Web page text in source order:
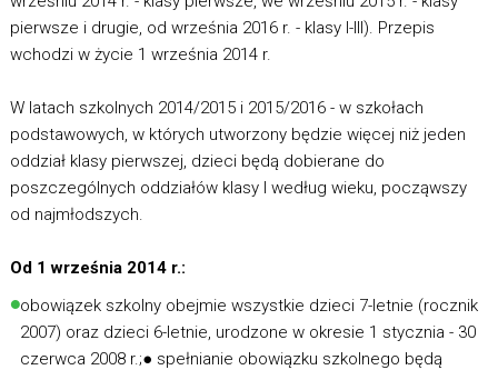
pierwsze i drugie, od września 2016 r. - klasy I-III). Przepis
wchodzi w życie 1 września 2014 r.
W latach szkolnych 2014/2015 i 2015/2016 - w szkołach
podstawowych, w których utworzony będzie więcej niż jeden
oddział klasy pierwszej, dzieci będą dobierane do
poszczególnych oddziałów klasy I według wieku, począwszy
od najmłodszych.
Od 1 września 2014 r.:
obowiązek szkolny obejmie wszystkie dzieci 7-letnie (rocznik
2007) oraz dzieci 6-letnie, urodzone w okresie 1 stycznia - 30
czerwca 2008 r.;● spełnianie obowiązku szkolnego będą